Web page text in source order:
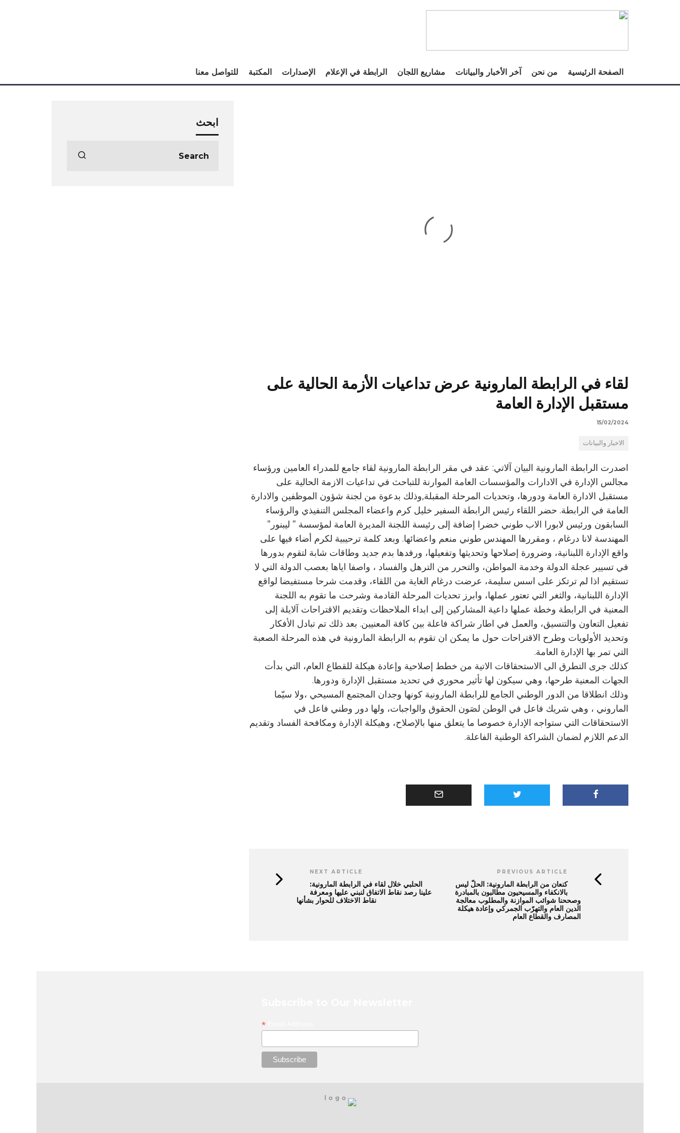
الصفحة الرئيسية من نحن آخر الأخبار والبيانات مشاريع اللجان الرابطة في الإعلام الإصدارات المكتبة للتواصل معنا
لقاء في الرابطة المارونية عرض تداعيات الأزمة الحالية على
مستقبل الإدارة العامة
15/02/2024
الاخبار والبيانات
اصدرت الرابطة المارونية البيان آلاتي: عقد في مقر الرابطة المارونية لقاء جامع للمدراء العامين ورؤساء
مجالس الإدارة في الادارات والمؤسسات العامة الموارنة للتباحث في تداعيات الازمة الحالية على
مستقبل الادارة العامة ودورها، وتحديات المرحلة المقبلة,وذلك بدعوة من لجنة شؤون الموظفين والادارة
العامة في الرابطة. حضر اللقاء رئيس الرابطة السفير خليل كرم واعضاء المجلس التنفيذي والرؤساء
السابقون ورئيس لابورا الاب طوني خضرا إضافة إلى رئيسة اللجنة المديرة العامة لمؤسسة ” ليبنور”
المهندسة لانا درغام ، ومقررها المهندس طوني منعم واعضائها. وبعد كلمة ترحيبية لكرم أضاء فيها على
واقع الإدارة اللبنانية، وضرورة إصلاحها وتحديثها وتفعيلها، ورفدها بدم جديد وطاقات شابة لتقوم بدورها
في تسيير عجلة الدولة وخدمة المواطن، والتحرر من الترهل والفساد ، واصفا اياها بعصب الدولة التي لا
تستقيم اذا لم ترتكز على اسس سليمة، عرضت درغام الغاية من اللقاء، وقدمت شرحا مستفيضا لواقع
الإدارة اللبنانية، والثغر التي تعتور عملها، وابرز تحديات المرحلة القادمة وشرحت ما تقوم به اللجنة
المعنية في الرابطة وخطة عملها داعية المشاركين إلى ابداء الملاحظات وتقديم الاقتراحات آلايلة إلى
تفعيل التعاون والتنسيق، والعمل في اطار شراكة فاعلة بين كافة المعنيين. بعد ذلك تم تبادل الأفكار
وتحديد الأولويات وطرح الاقتراحات حول ما يمكن ان تقوم به الرابطة المارونية في هذه المرحلة الصعبة
التي تمر بها الإدارة العامة.
كذلك جرى التطرق الى الاستحقاقات الاتية من خطط إصلاحية وإعادة هيكلة للقطاع العام، التي بدأت
الجهات المعنية طرحها، وهي سيكون لها تأثير محوري في تحديد مستقبل الإدارة ودورها.
وذلك انطلاقا من الدور الوطني الجامع للرابطة المارونية كونها وجدان المجتمع المسيحي ،ولا سيّما
الماروني ، وهي شريك فاعل في الوطن لصَون الحقوق والواجبات، ولها دور وطني فاعل في
الاستحقاقات التي ستواجه الإدارة خصوصا ما يتعلق منها بالإصلاح، وهيكلة الإدارة ومكافحة الفساد وتقديم
الدعم اللازم لضمان الشراكة الوطنية الفاعلة.
PREVIOUS ARTICLE
كنعان من الرابطة المارونية: الحلّ ليس
بالانكفاء والمسيحيون مطالبون بالمبادرة
وصححنا شوائب الموازنة والمطلوب معالجة
الدين العام والتهرّب الجمركي وإعادة هيكلة
المصارف والقطاع العام
NEXT ARTICLE
الحلبي خلال لقاء في الرابطة المارونية:
علينا رصد نقاط الاتفاق لنبني عليها ومعرفة
نقاط الاختلاف للحوار بشأنها
ابحث
*